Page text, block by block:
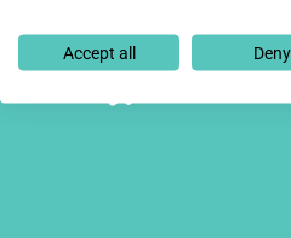
¿Quieres
último?
Accept all Deny